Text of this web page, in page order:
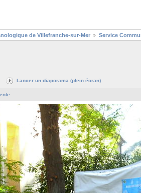
de Villefranche-sur-Mer Service
Lancer un diaporama (plein écran)